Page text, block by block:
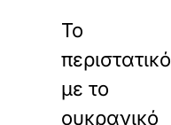
Το
περιστατικό
με το
ουκρανικό